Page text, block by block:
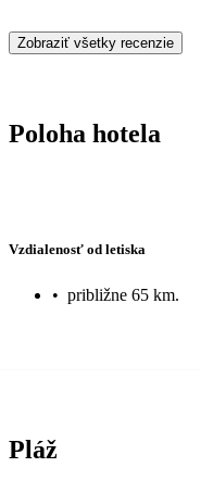
Zobraziť všetky recenzie
Poloha hotela
Vzdialenosť od letiska
• približne 65 km.
Pláž